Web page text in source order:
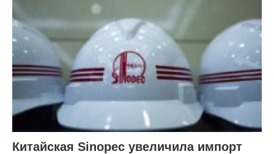
Китайская Sinopec увеличила импорт